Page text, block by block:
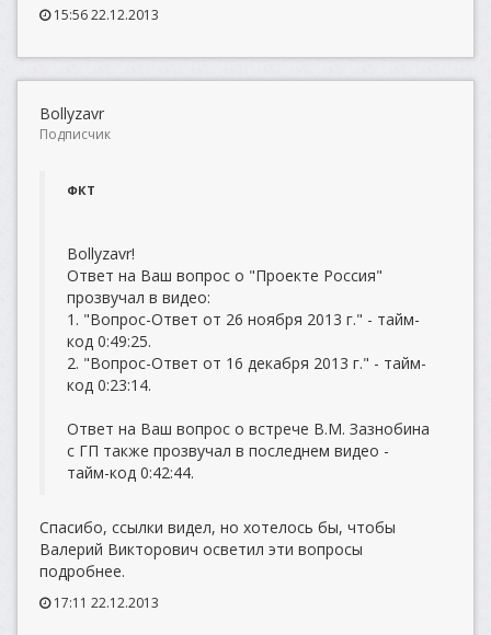
15:56 22.12.2013
Bollyzavr
Подписчик
ФКТ
Bollyzavr!
Ответ на Ваш вопрос о "Проекте Россия"
прозвучал в видео:
1. "Вопрос-Ответ от 26 ноября 2013 г." - тайм-
код 0:49:25.
2. "Вопрос-Ответ от 16 декабря 2013 г." - тайм-
код 0:23:14.
Ответ на Ваш вопрос о встрече В.М. Зазнобина
с ГП также прозвучал в последнем видео -
тайм-код 0:42:44.
Спасибо, ссылки видел, но хотелось бы, чтобы
Валерий Викторович осветил эти вопросы
подробнее.
17:11 22.12.2013